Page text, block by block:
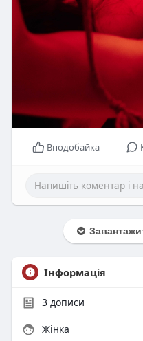
Вподобайка
Інформація
3дописи
Жінка